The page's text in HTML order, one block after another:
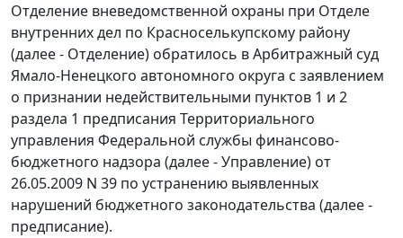
Отделение вневедомственной охраны при Отделе
внутренних дел по Красноселькупскому району
(далее - Отделение) обратилось в Арбитражный суд
Ямало-Ненецкого автономного округа с заявлением
о признании недействительными пунктов 1 и 2
раздела 1 предписания Территориального
управления Федеральной службы финансово-
бюджетного надзора (далее - Управление) от
26.05.2009 N 39 по устранению выявленных
нарушений бюджетного законодательства (далее -
предписание).